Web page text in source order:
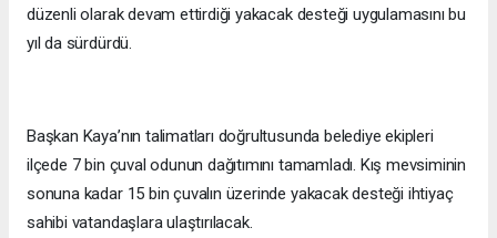
düzenli olarak devam ettirdiği yakacak desteği uygulamasını bu
yıl da sürdürdü.
Başkan Kaya’nın talimatları doğrultusunda belediye ekipleri
ilçede 7 bin çuval odunun dağıtımını tamamladı. Kış mevsiminin
sonuna kadar 15 bin çuvalın üzerinde yakacak desteği ihtiyaç
sahibi vatandaşlara ulaştırılacak.